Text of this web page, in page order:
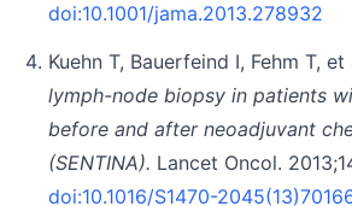
doi:10.1001/jama.2013.278932
Kuehn T, Bauerfeind I, Fehm T, et
lymph-node biopsy in patients
before and after neoadjuvant
(SENTINA). Lancet Oncol.
doi:10.1016/S1470-